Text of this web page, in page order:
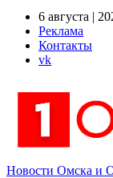
6 августа |
Реклама
Контакты
vk
Новости Омска и